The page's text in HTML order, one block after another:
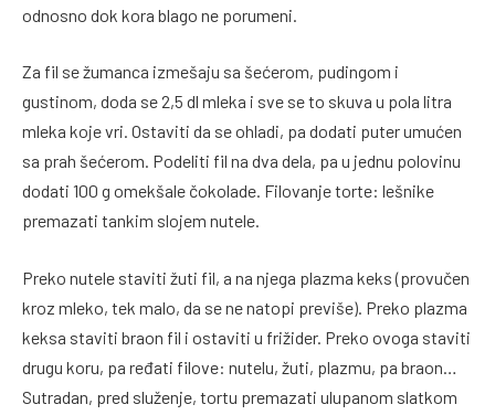
odnosno dok kora blago ne porumeni.
Za fil se žumanca izmešaju sa šećerom, pudingom i
gustinom, doda se 2,5 dl mleka i sve se to skuva u pola litra
mleka koje vri. Ostaviti da se ohladi, pa dodati puter umućen
sa prah šećerom. Podeliti fil na dva dela, pa u jednu polovinu
dodati 100 g omekšale čokolade. Filovanje torte: lešnike
premazati tankim slojem nutele.
Preko nutele staviti žuti fil, a na njega plazma keks (provučen
kroz mleko, tek malo, da se ne natopi previše). Preko plazma
keksa staviti braon fil i ostaviti u frižider. Preko ovoga staviti
drugu koru, pa ređati filove: nutelu, žuti, plazmu, pa braon…
Sutradan, pred služenje, tortu premazati ulupanom slatkom